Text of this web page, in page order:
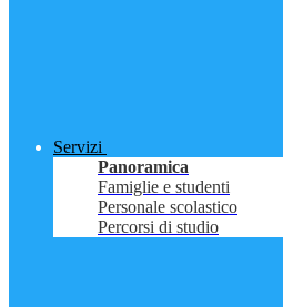
Servizi
Panoramica
Famiglie e studenti
Personale scolastico
Percorsi di studio